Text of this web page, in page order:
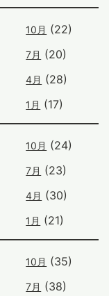
10月 (22)
7月 (20)
4月 (28)
1月 (17)
10月 (24)
7月 (23)
4月 (30)
1月 (21)
10月 (35)
7月 (38)